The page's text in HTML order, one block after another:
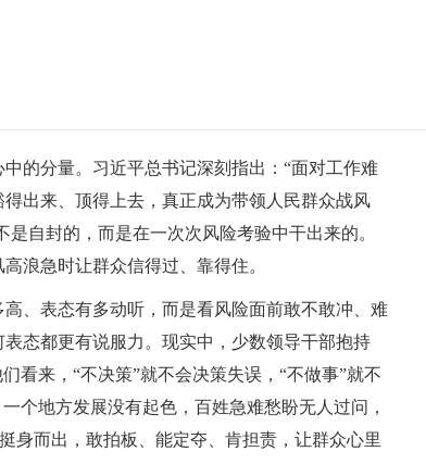
分量。习近平总书记深刻指出：“面对工作难
出来、顶得上去，真正成为带领人民群众战风
自封的，而是在一次次风险考验中干出来的。
浪急时让群众信得过、靠得住。
、表态有多动听，而是看风险面前敢不敢冲、难
态都更有说服力。现实中，少数领导干部抱持
看来，“不决策”就不会决策失误，“不做事”就不
个地方发展没有起色，百姓急难愁盼无人过问，
身而出，敢拍板、能定夺、肯担责，让群众心里